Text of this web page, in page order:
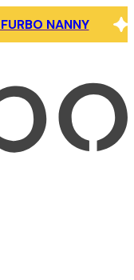
NANNY